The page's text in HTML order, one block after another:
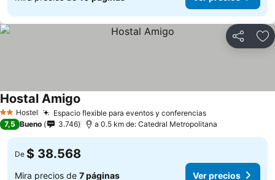
Compartir
2 Estrellas
Hostel Espacio flexible para eventos y conferencias
Hostal Amigo
7,5 Bueno 3.746 a 0.5 km de: Catedral Metropolitana
De $ 38.568
Mira precios de 7 páginas Ver precios